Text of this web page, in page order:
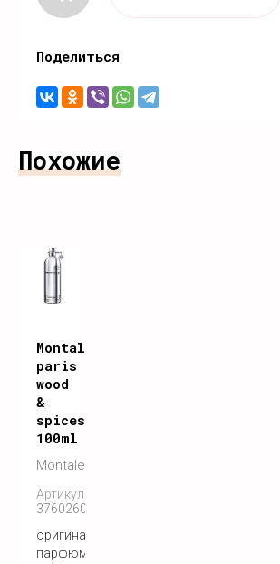
Поделиться
Похожие
Montale
paris
wood
&
spices
100ml
Montale
Артикул:
3760260455725
оригинальный
парфюм